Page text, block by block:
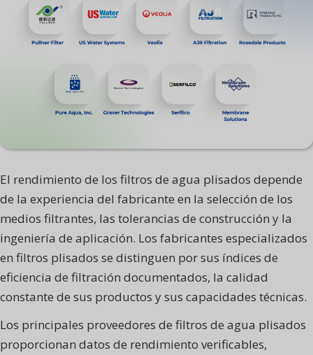
El rendimiento de los filtros de agua plisados depende
de la experiencia del fabricante en la selección de los
medios filtrantes, las tolerancias de construcción y la
ingeniería de aplicación. Los fabricantes especializados
en filtros plisados se distinguen por sus índices de
eficiencia de filtración documentados, la calidad
constante de sus productos y sus capacidades técnicas.
Los principales proveedores de filtros de agua plisados
proporcionan datos de rendimiento verificables,